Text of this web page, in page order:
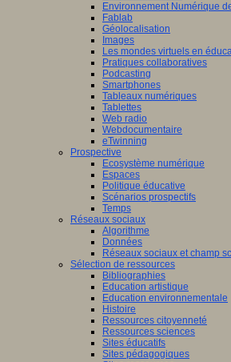
Environnement Numérique
Fablab
Géolocalisation
Images
Les mondes virtuels en
Pratiques collaboratives
Podcasting
Smartphones
Tableaux numériques
Tablettes
Web radio
Webdocumentaire
eTwinning
Prospective
Ecosystème numérique
Espaces
Politique éducative
Scénarios prospectifs
Temps
Réseaux sociaux
Algorithme
Données
Réseaux sociaux et champ
Sélection de ressources
Bibliographies
Education artistique
Education environnementale
Histoire
Ressources citoyenneté
Ressources sciences
Sites éducatifs
Sites pédagogiques